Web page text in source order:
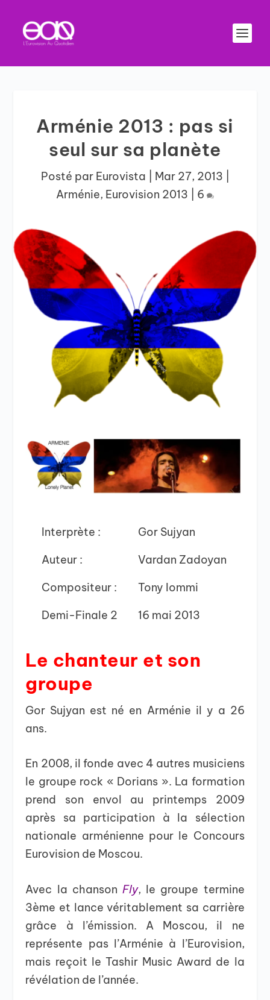
Arménie 2013 : pas si
seul sur sa planète
Posté par Eurovista Mar 27, 2013
Arménie, Eurovision 2013 6
Interprète :
Gor Sujyan
Auteur :
Vardan Zadoyan
Compositeur :
Tony Iommi
Demi-Finale 2
16 mai 2013
Le chanteur et son
groupe
Gor Sujyan est né en Arménie il y a 26
ans.
En 2008, il fonde avec 4 autres musiciens
le groupe rock « Dorians ». La formation
prend son envol au printemps 2009
après sa participation à la sélection
nationale arménienne pour le Concours
Eurovision de Moscou.
Avec la chanson Fly, le groupe termine
3ème et lance véritablement sa carrière
grâce à l’émission. A Moscou, il ne
représente pas l’Arménie à l’Eurovision,
mais reçoit le Tashir Music Award de la
révélation de l’année.